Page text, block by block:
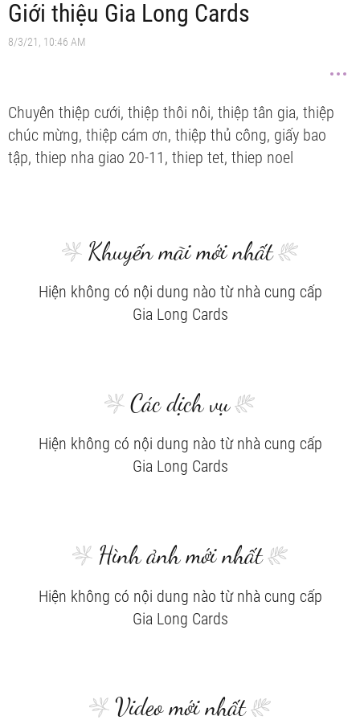
Giới thiệu Gia Long Cards
8/3/21, 10:46 AM
Chuyên thiệp cưới, thiệp thôi nôi, thiệp tân gia, thiệp
chúc mừng, thiệp cám ơn, thiệp thủ công, giấy bao
tập, thiep nha giao 20-11, thiep tet, thiep noel
Khuyến mãi mới nhất
Hiện không có nội dung nào từ nhà cung cấp
Gia Long Cards
Các dịch vụ
Hiện không có nội dung nào từ nhà cung cấp
Gia Long Cards
Hình ảnh mới nhất
Hiện không có nội dung nào từ nhà cung cấp
Gia Long Cards
Video mới nhất